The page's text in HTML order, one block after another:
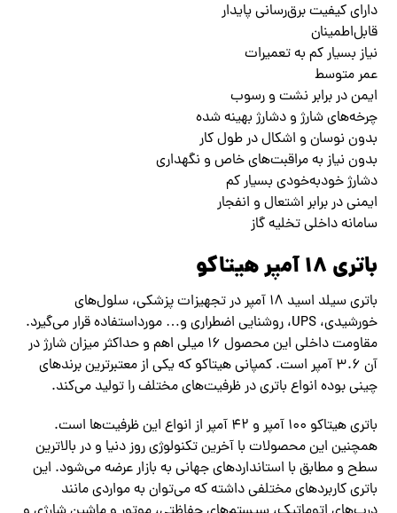
دارای کیفیت برق‌رسانی پایدار
قابل‌اطمینان
نیاز بسیار کم به تعمیرات
عمر متوسط
ایمن در برابر نشت و رسوب
چرخه‌های شارژ و دشارژ بهینه شده
بدون نوسان و اشکال در طول کار
بدون نیاز به مراقبت‌های خاص و نگهداری
دشارژ خودبه‌خودی بسیار کم
ایمنی در برابر اشتعال و انفجار
سامانه داخلی تخلیه گاز
باتری ۱۸ آمپر هیتاکو
باتری سیلد اسید ۱۸ آمپر در تجهیزات پزشکی، سلول‌های
خورشیدی، UPS، روشنایی اضطراری و… مورداستفاده قرار می‌گیرد.
مقاومت داخلی این محصول ۱۶ میلی اهم و حداکثر میزان شارژ در
آن ۳.۶ آمپر است. کمپانی هیتاکو که یکی از معتبرترین برندهای
چینی بوده انواع باتری در ظرفیت‌های مختلف را تولید می‌کند.
باتری هیتاکو ۱۰۰ آمپر و ۴۲ آمپر از انواع این ظرفیت‌ها است.
همچنین این محصولات با آخرین تکنولوژی روز دنیا و در بالاترین
سطح و مطابق با استانداردهای جهانی به بازار عرضه می‌شود. این
باتری کاربردهای مختلفی داشته که می‌توان به مواردی مانند